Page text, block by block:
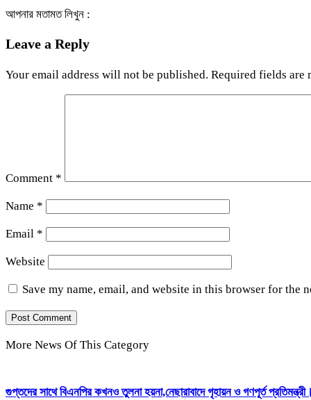
আপনার মতামত লিখুন :
Leave a Reply
Your email address will not be published. Required fields are
Comment *
Name *
Email *
Website
Save my name, email, and website in this browser for the
More News Of This Category
গুপ্তদের সাথে বিএনপির কখনও তুলনা হয়না,নেছারাবাদে গৃহায়ন ও গণপূর্ত প্রতিমন্ত্রী।